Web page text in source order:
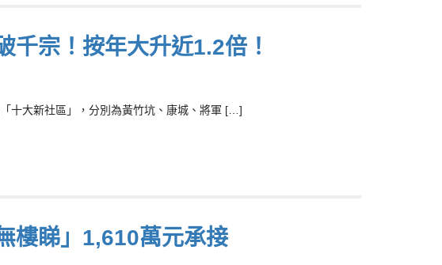
千宗！按年大升近1.2倍！
十大新社區」，分別為黃竹坑、康城、將軍 […]
樓睇」1,610萬元承接